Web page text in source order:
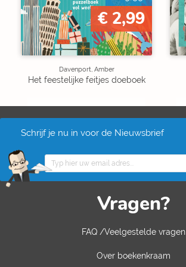
€ 2,99
Davenport, Amber
Het feestelijke feitjes doeboek
Schrijf je nu in voor de Nieuwsbrief
Vragen?
FAQ /Veelgestelde vragen
Over boekenkraam